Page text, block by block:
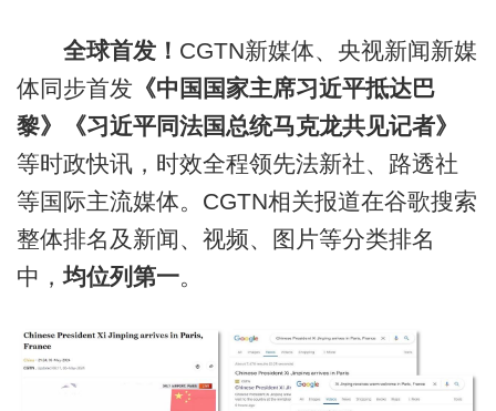
全球首发！ CGTN新媒体、央视新闻新媒
体同步首发 《中国国家主席习近平抵达巴
黎》《习近平同法国总统马克龙共见记者》
等时政快讯，时效全程领先法新社、路透社
等国际主流媒体。CGTN相关报道在谷歌搜索
整体排名及新闻、视频、图片等分类排名
中，均位列第一。